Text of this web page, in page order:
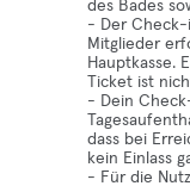
des Bades
- Der Check-
Mitglieder
Hauptkasse.
Ticket ist
- Dein
dass bei
kein Einlass
- Für die